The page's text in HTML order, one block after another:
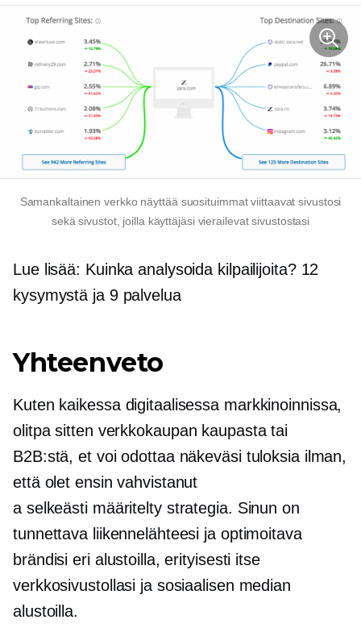
Samankaltainen verkko näyttää suosituimmat viittaavat sivustosi
sekä sivustot, joilla käyttäjäsi vierailevat sivustostasi
Lue lisää: Kuinka analysoida kilpailijoita? 12
kysymystä ja 9 palvelua
Yhteenveto
Kuten kaikessa digitaalisessa markkinoinnissa,
olitpa sitten verkkokaupan kaupasta tai
B2B:stä, et voi odottaa näkeväsi tuloksia ilman,
että olet ensin vahvistanut
a selkeästi määriteltystrategia. Sinun on
tunnettava liikennelähteesi ja optimoitava
brändisi eri alustoilla, erityisesti itse
verkkosivustollasi ja sosiaalisen median
alustoilla.